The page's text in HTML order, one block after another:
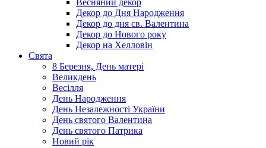
Весняний декор
Декор до Дня Народження
Декор до дня св. Валентина
Декор до Нового року
Декор на Хелловін
Свята
8 Березня, День матері
Великдень
Весілля
День Народження
День Незалежності України
День святого Валентина
День святого Патрика
Новий рік